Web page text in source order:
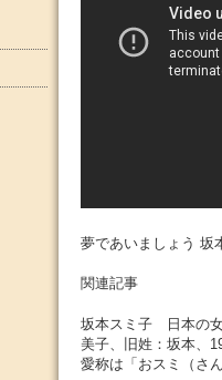
夢であいましょう 坂
関連記事
坂本スミ子 日本の女
美子、旧姓：坂本、
愛称は「おスミ（さ